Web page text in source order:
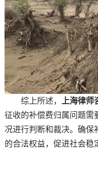
综上所述， 上海律师
征收的补偿费归属问题需
况进行判断和裁决。确保
的合法权益，促进社会稳